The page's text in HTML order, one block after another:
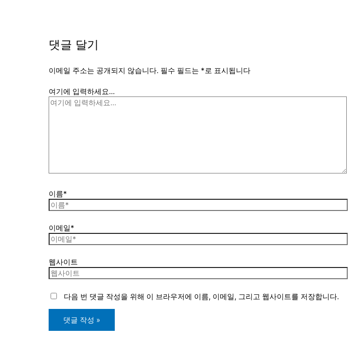
댓글 달기
이메일 주소는 공개되지 않습니다. 필수 필드는 *로 표시됩니다
여기에 입력하세요...
이름*
이메일*
웹사이트
다음 번 댓글 작성을 위해 이 브라우저에 이름, 이메일, 그리고 웹사이트를 저장합니다.